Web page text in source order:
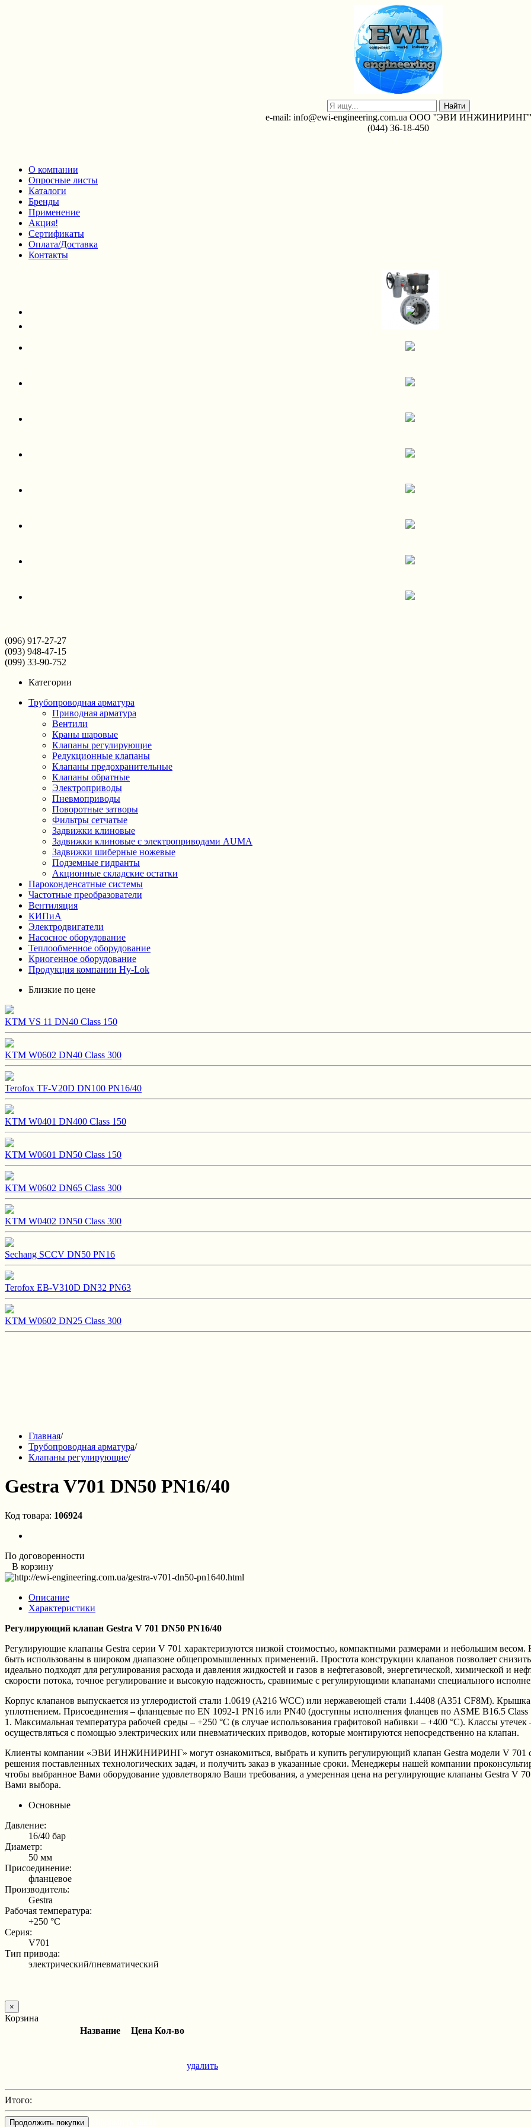
e-mail: info@ewi-engineering.com.ua ООО ''ЭВИ ИНЖИНИРИНГ''
(044) 36-18-450
О компании
Опросные листы
Каталоги
Бренды
Применение
Акция!
Сертификаты
Оплата/Доставка
Контакты
(096) 917-27-27
(093) 948-47-15
(099) 33-90-752
Категории
Трубопроводная арматура
Приводная арматура
Вентили
Краны шаровые
Клапаны регулирующие
Редукционные клапаны
Клапаны предохранительные
Клапаны обратные
Электроприводы
Пневмоприводы
Поворотные затворы
Фильтры сетчатые
Задвижки клиновые
Задвижки клиновые с электроприводами AUMA
Задвижки шиберные ножевые
Подземные гидранты
Акционные складские остатки
Пароконденсатные системы
Частотные преобразователи
Вентиляция
КИПиА
Электродвигатели
Насосное оборудование
Теплообменное оборудование
Криогенное оборудование
Продукция компании Hy-Lok
Близкие по цене
KTM VS 11 DN40 Class 150
KTM W0602 DN40 Class 300
Terofox TF-V20D DN100 PN16/40
KTM W0401 DN400 Class 150
KTM W0601 DN50 Class 150
KTM W0602 DN65 Class 300
KTM W0402 DN50 Class 300
Sechang SCCV DN50 PN16
Terofox EB-V310D DN32 PN63
KTM W0602 DN25 Class 300
Главная/
Трубопроводная арматура/
Клапаны регулирующие/
Gestra V701 DN50 PN16/40
Код товара: 106924
По договоренности
В корзину
Описание
Характеристики
Регулирующий клапан Gestra V 701 DN50 PN16/40
Регулирующие клапаны Gestra серии V 701 характеризуются низкой стоимостью, компактными размерами и небольшим
быть использованы в широком диапазоне общепромышленных применений. Простота конструкции клапанов позволяет
идеально подходят для регулирования расхода и давления жидкостей и газов в нефтегазовой, энергетической, химической и
скорости потока, точное регулирование и высокую надежность, сравнимые с регулирующими клапанами специального
Корпус клапанов выпускается из углеродистой стали 1.0619 (A216 WCC) или нержавеющей стали 1.4408 (A351 CF8M).
уплотнением. Присоединения – фланцевые по EN 1092-1 PN16 или PN40 (доступны исполнения фланцев по ASME B16.5 Class
1. Максимальная температура рабочей среды – +250 °C (в случае использования графитовой набивки – +400 °С). Классы
осуществляться с помощью электрических или пневматических приводов, которые монтируются непосредственно на клапан.
Клиенты компании «ЭВИ ИНЖИНИРИНГ» могут ознакомиться, выбрать и купить регулирующий клапан Gestra модели V 701
решения поставленных технологических задач, и получить заказ в указанные сроки. Менеджеры нашей компании
чтобы выбранное Вами оборудование удовлетворяло Ваши требования, а умеренная цена на регулирующие клапаны Gestra V
Вами выбора.
Основные
Давление:
16/40 бар
Диаметр:
50 мм
Присоединение:
фланцевое
Производитель:
Gestra
Рабочая температура:
+250 °С
Серия:
V701
Тип привода:
электрический/пневматический
×
Корзина
Название
Цена Кол-во
удалить
Итого:
Продолжить покупки